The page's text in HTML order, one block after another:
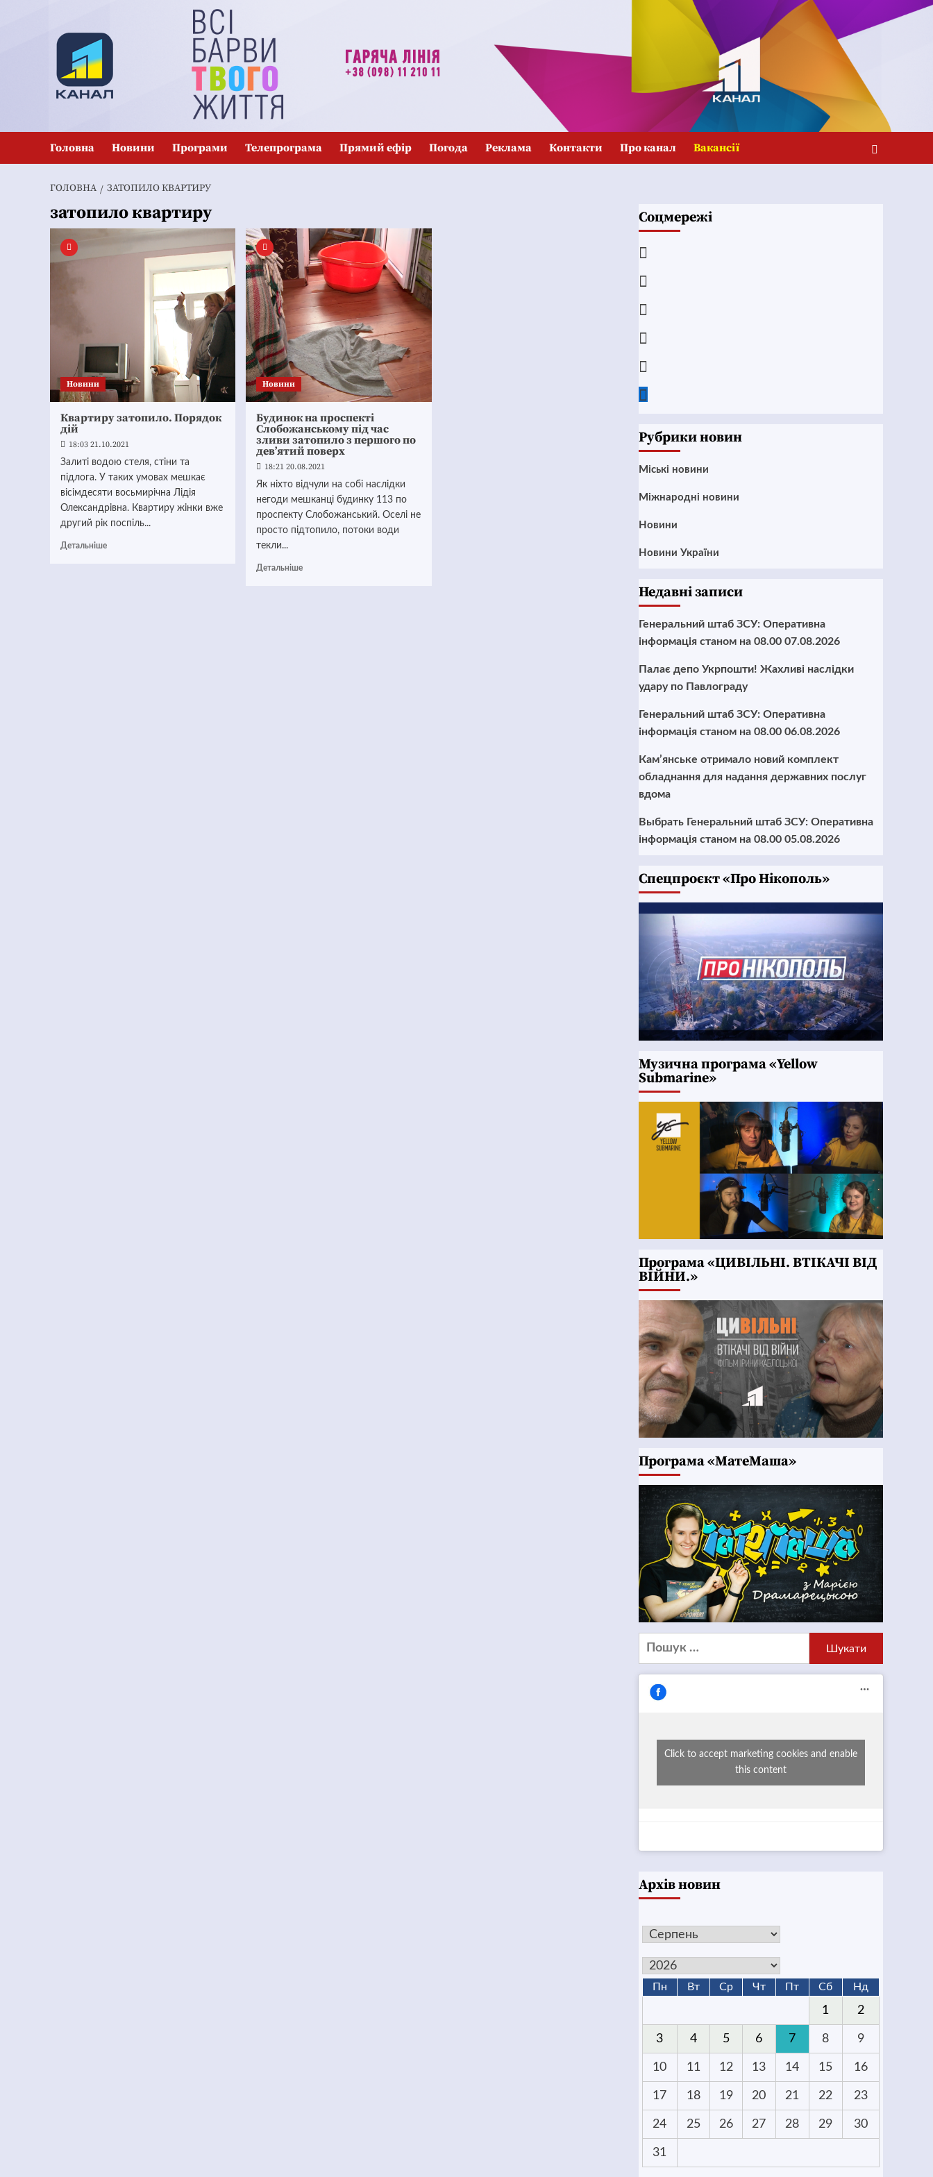
Головна Новини Програми Телепрограма Прямий ефір Погода Реклама Контакти Про канал Вакансії
ГОЛОВНА ЗАТОПИЛО КВАРТИРУ
затопило квартиру
Новини
Квартиру затопило. Порядок
дій
18:03 21.10.2021
Залиті водою стеля, стіни та
підлога. У таких умовах мешкає
вісімдесяти восьмирічна Лідія
Олександрівна. Квартиру жінки вже
другий рік поспіль...
Детальніше
Новини
Будинок на проспекті
Слобожанському під час
зливи затопило з першого по
дев’ятий поверх
18:21 20.08.2021
Як ніхто відчули на собі наслідки
негоди мешканці будинку 113 по
проспекту Слобожанський. Оселі не
просто підтопило, потоки води
текли...
Детальніше
Соцмережі
Рубрики новин
Mіські новини
Міжнародні новини
Новини
Новини України
Недавні записи
Генеральний штаб ЗСУ: Оперативна
інформація станом на 08.00 07.08.2026
Палає депо Укрпошти! Жахливі наслідки
удару по Павлограду
Генеральний штаб ЗСУ: Оперативна
інформація станом на 08.00 06.08.2026
Кам’янське отримало новий комплект
обладнання для надання державних послуг
вдома
Выбрать Генеральний штаб ЗСУ: Оперативна
інформація станом на 08.00 05.08.2026
Cпецпроєкт «Про Нікополь»
Музична програма «Yellow
Submarine»
Програма «ЦИВІЛЬНІ. ВТІКАЧІ ВІД
ВІЙНИ.»
Програма «МатеМаша»
Пошук:
Click to accept marketing cookies and enable
this content
Архів новин
Пн Вт Ср Чт Пт Сб Нд
1 2
3 4 5 6 7 8 9
10 11 12 13 14 15 16
17 18 19 20 21 22 23
24 25 26 27 28 29 30
31